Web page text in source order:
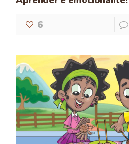
6